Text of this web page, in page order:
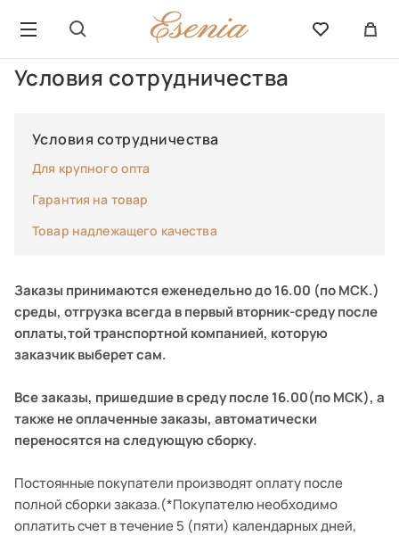
Условия сотрудничества
Условия сотрудничества
Для крупного опта
Гарантия на товар
Товар надлежащего качества
Заказы принимаются еженедельно до 16.00 (по МСК.)
среды, отгрузка всегда в первый вторник-среду после
оплаты,той транспортной компанией, которую
заказчик выберет сам.
Все заказы, пришедшие в среду после 16.00(по МСК), а
также не оплаченные заказы, автоматически
переносятся на следующую сборку.
Постоянные покупатели производят оплату после
полной сборки заказа.(*Покупателю необходимо
оплатить счет в течение 5 (пяти) календарных дней,